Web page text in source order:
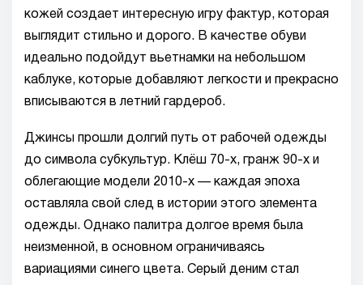
кожей создает интересную игру фактур, которая
выглядит стильно и дорого. В качестве обуви
идеально подойдут вьетнамки на небольшом
каблуке, которые добавляют легкости и прекрасно
вписываются в летний гардероб.
Джинсы прошли долгий путь от рабочей одежды
до символа субкультур. Клёш 70-х, гранж 90-х и
облегающие модели 2010-х — каждая эпоха
оставляла свой след в истории этого элемента
одежды. Однако палитра долгое время была
неизменной, в основном ограничиваясь
вариациями синего цвета. Серый деним стал